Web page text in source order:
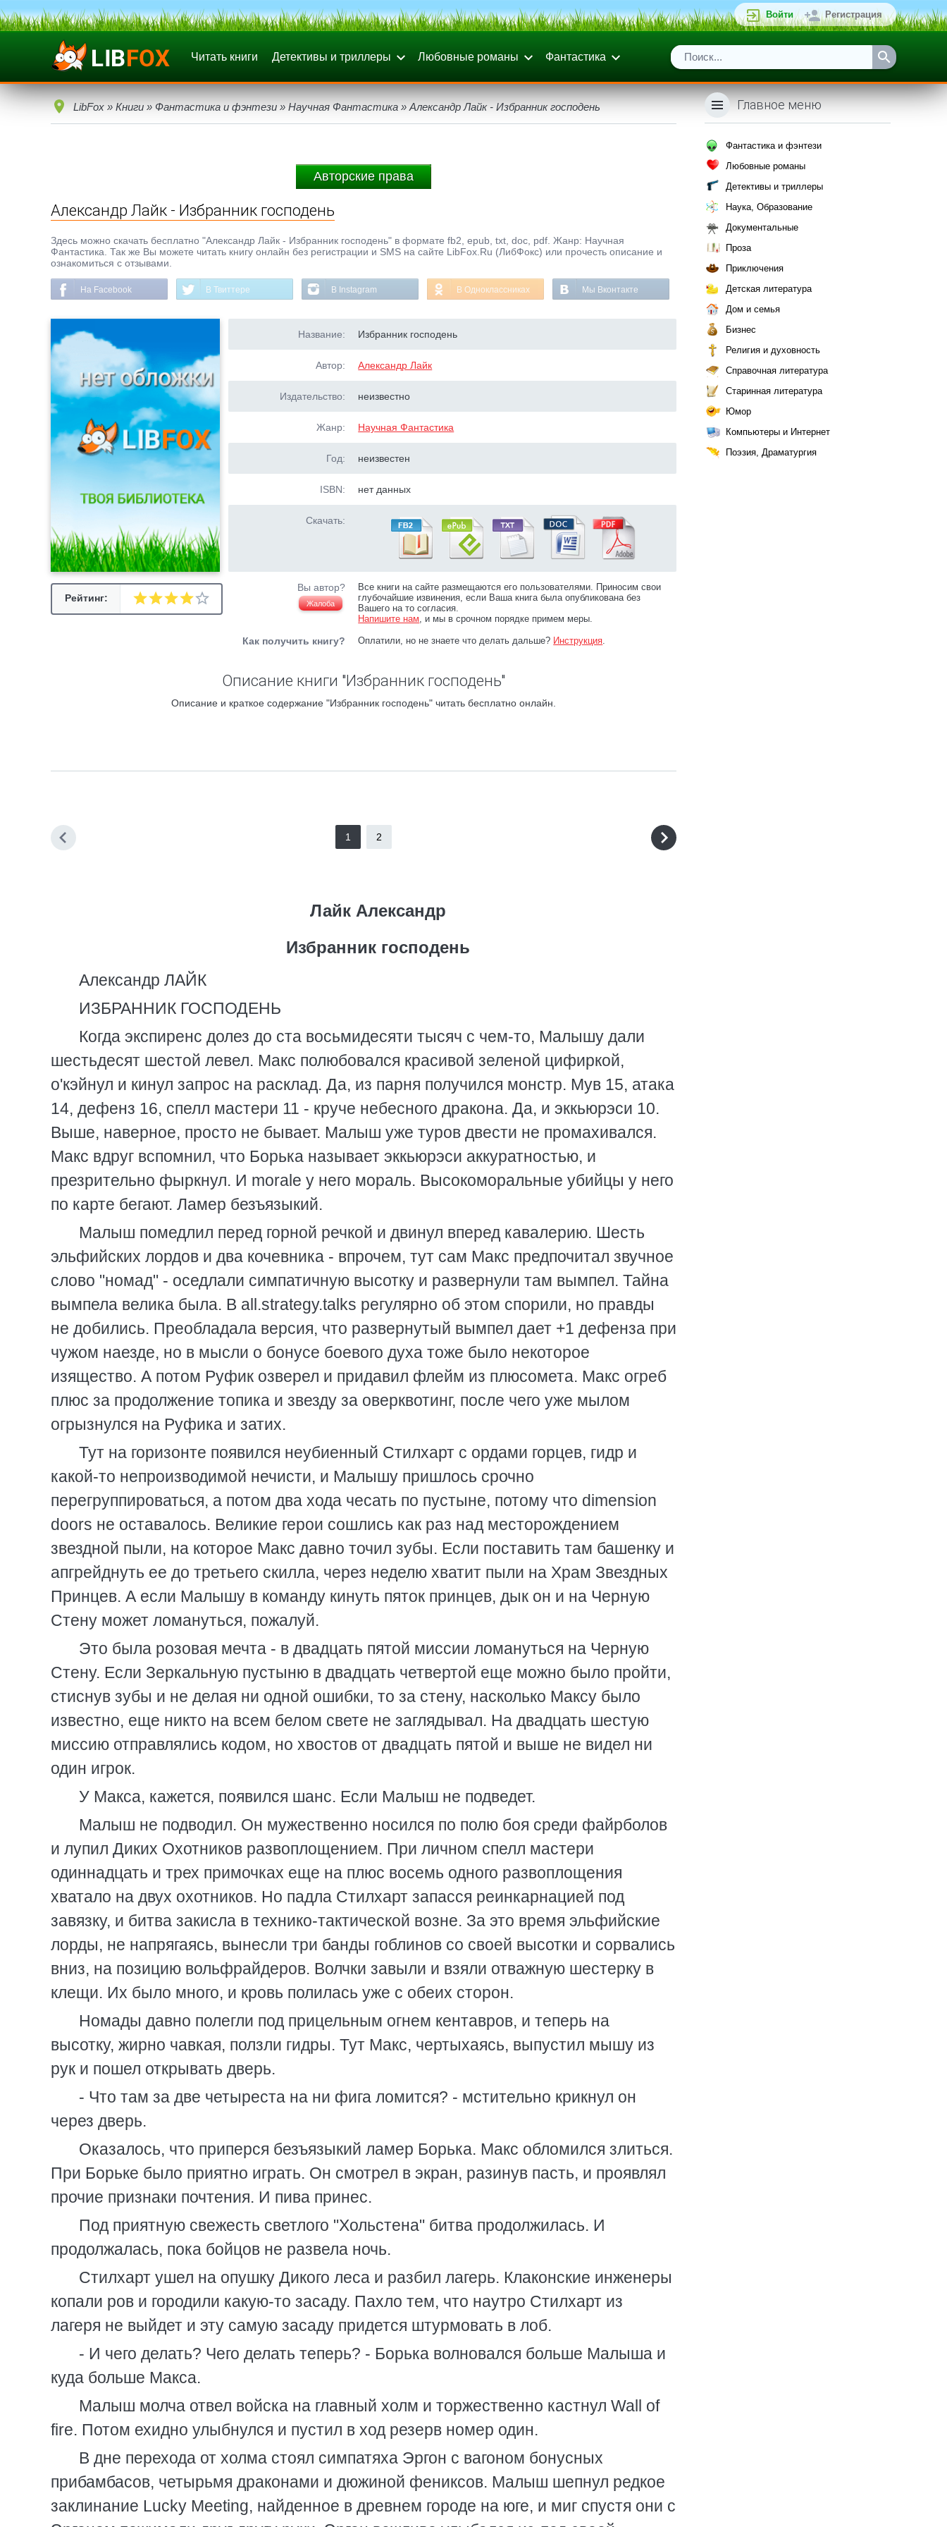
Войти Регистрация
Читать книги Детективы и триллеры Любовные романы Фантастика
LibFox » Книги » Фантастика и фэнтези » Научная Фантастика » Александр Лайк - Избранник господень
Авторские права
Александр Лайк - Избранник господень
Здесь можно скачать бесплатно "Александр Лайк - Избранник господень" в формате fb2, epub, txt, doc, pdf. Жанр: Научная
Фантастика. Так же Вы можете читать книгу онлайн без регистрации и SMS на сайте LibFox.Ru (ЛибФокс) или прочесть описание и
ознакомиться с отзывами.
На Facebook В Твиттере В Instagram В Одноклассниках Мы Вконтакте
Рейтинг:
Название: Избранник господень
Автор: Александр Лайк
Издательство: неизвестно
Жанр: Научная Фантастика
Год: неизвестен
ISBN: нет данных
Скачать:
Вы автор?
Жалоба
Все книги на сайте размещаются его пользователями. Приносим свои
глубочайшие извинения, если Ваша книга была опубликована без
Вашего на то согласия.
Напишите нам, и мы в срочном порядке примем меры.
Как получить книгу? Оплатили, но не знаете что делать дальше? Инструкция.
Описание книги "Избранник господень"
Описание и краткое содержание "Избранник господень" читать бесплатно онлайн.
1 2
Лайк Александр
Избранник господень
Александр ЛАЙК
ИЗБРАННИК ГОСПОДЕНЬ
Когда экспиренс долез до ста восьмидесяти тысяч с чем-то, Малышу дали
шестьдесят шестой левел. Макс полюбовался красивой зеленой цифиркой,
о'кэйнул и кинул запрос на расклад. Да, из парня получился монстр. Мув 15, атака
14, дефенз 16, спелл мастери 11 - круче небесного дракона. Да, и эккьюрэси 10.
Выше, наверное, просто не бывает. Малыш уже туров двести не промахивался.
Макс вдруг вспомнил, что Борька называет эккьюрэси аккуратностью, и
презрительно фыркнул. И morale у него мораль. Высокоморальные убийцы у него
по карте бегают. Ламер безъязыкий.
Малыш помедлил перед горной речкой и двинул вперед кавалерию. Шесть
эльфийских лордов и два кочевника - впрочем, тут сам Макс предпочитал звучное
слово "номад" - оседлали симпатичную высотку и развернули там вымпел. Тайна
вымпела велика была. В all.strategy.talks регулярно об этом спорили, но правды
не добились. Преобладала версия, что развернутый вымпел дает +1 дефенза при
чужом наезде, но в мысли о бонусе боевого духа тоже было некоторое
изящество. А потом Руфик озверел и придавил флейм из плюсомета. Макс огреб
плюс за продолжение топика и звезду за оверквотинг, после чего уже мылом
огрызнулся на Руфика и затих.
Тут на горизонте появился неубиенный Стилхарт с ордами горцев, гидр и
какой-то непроизводимой нечисти, и Малышу пришлось срочно
перегруппироваться, а потом два хода чесать по пустыне, потому что dimension
doors не оставалось. Великие герои сошлись как раз над месторождением
звездной пыли, на которое Макс давно точил зубы. Если поставить там башенку и
апгрейднуть ее до третьего скилла, через неделю хватит пыли на Храм Звездных
Принцев. А если Малышу в команду кинуть пяток принцев, дык он и на Черную
Стену может ломануться, пожалуй.
Это была розовая мечта - в двадцать пятой миссии ломануться на Черную
Стену. Если Зеркальную пустыню в двадцать четвертой еще можно было пройти,
стиснув зубы и не делая ни одной ошибки, то за стену, насколько Максу было
известно, еще никто на всем белом свете не заглядывал. На двадцать шестую
миссию отправлялись кодом, но хвостов от двадцать пятой и выше не видел ни
один игрок.
У Макса, кажется, появился шанс. Если Малыш не подведет.
Малыш не подводил. Он мужественно носился по полю боя среди файрболов
и лупил Диких Охотников развоплощением. При личном спелл мастери
одиннадцать и трех примочках еще на плюс восемь одного развоплощения
хватало на двух охотников. Но падла Стилхарт запасся реинкарнацией под
завязку, и битва закисла в технико-тактической возне. За это время эльфийские
лорды, не напрягаясь, вынесли три банды гоблинов со своей высотки и сорвались
вниз, на позицию вольфрайдеров. Волчки завыли и взяли отважную шестерку в
клещи. Их было много, и кровь полилась уже с обеих сторон.
Номады давно полегли под прицельным огнем кентавров, и теперь на
высотку, жирно чавкая, ползли гидры. Тут Макс, чертыхаясь, выпустил мышу из
рук и пошел открывать дверь.
- Что там за две четыреста на ни фига ломится? - мстительно крикнул он
через дверь.
Оказалось, что приперся безъязыкий ламер Борька. Макс обломился злиться.
При Борьке было приятно играть. Он смотрел в экран, разинув пасть, и проявлял
прочие признаки почтения. И пива принес.
Под приятную свежесть светлого "Хольстена" битва продолжилась. И
продолжалась, пока бойцов не развела ночь.
Стилхарт ушел на опушку Дикого леса и разбил лагерь. Клаконские инженеры
копали ров и городили какую-то засаду. Пахло тем, что наутро Стилхарт из
лагеря не выйдет и эту самую засаду придется штурмовать в лоб.
- И чего делать? Чего делать теперь? - Борька волновался больше Малыша и
куда больше Макса.
Малыш молча отвел войска на главный холм и торжественно кастнул Wall of
fire. Потом ехидно улыбнулся и пустил в ход резерв номер один.
В дне перехода от холма стоял симпатяха Эргон с вагоном бонусных
прибамбасов, четырьмя драконами и дюжиной фениксов. Малыш шепнул редкое
заклинание Lucky Meeting, найденное в древнем городе на юге, и миг спустя они с
Главное меню
Фантастика и фэнтези
Любовные романы
Детективы и триллеры
Наука, Образование
Документальные
Проза
Приключения
Детская литература
Дом и семья
Бизнес
Религия и духовность
Справочная литература
Старинная литература
Юмор
Компьютеры и Интернет
Поэзия, Драматургия